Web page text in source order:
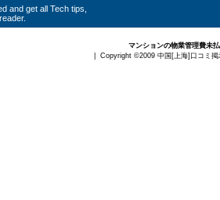
and get all Tech tips,
マンションの物業管理費未
| Copyright ©2009 中国[上海]口コミ掲